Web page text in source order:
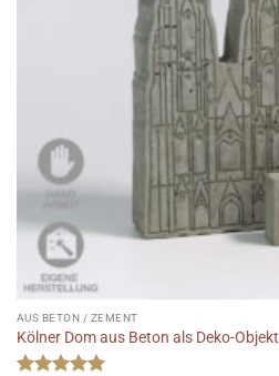
AUS BETON / ZEMENT
Kölner Dom aus Beton als Deko-Objekt